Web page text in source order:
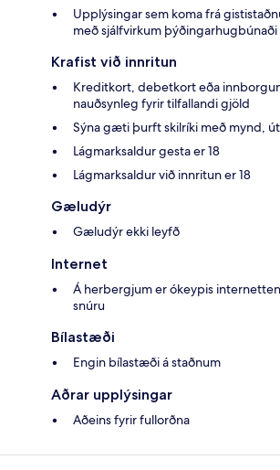
Upplýsingar sem koma frá
með sjálfvirkum þýðingarhugbúnaði
Krafist við innritun
Kreditkort, debetkort eða
nauðsynleg fyrir tilfallandi gjöld
Sýna gæti þurft skilríki með mynd,
Lágmarksaldur gesta er 18
Lágmarksaldur við innritun er 18
Gæludýr
Gæludýr ekki leyfð
Internet
Á herbergjum er ókeypis
snúru
Bílastæði
Engin bílastæði á staðnum
Aðrar upplýsingar
Aðeins fyrir fullorðna